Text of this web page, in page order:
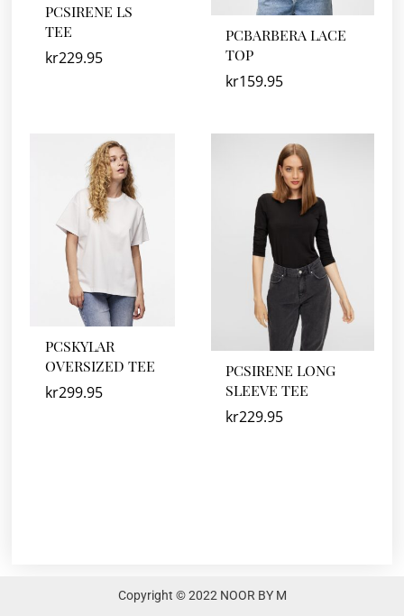
PCSIRENE LS
TEE
kr229.95
PCBARBERA LACE
TOP
kr159.95
PCSKYLAR
OVERSIZED TEE
kr299.95
PCSIRENE LONG
SLEEVE TEE
kr229.95
Copyright © 2022 NOOR BY M